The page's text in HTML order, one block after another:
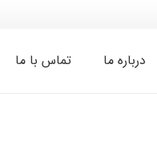
درباره ما تماس با ما